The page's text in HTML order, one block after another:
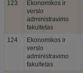
123
Ekonomikos ir
verslo
administravimo
fakultetas
124
Ekonomikos ir
verslo
administravimo
fakultetas